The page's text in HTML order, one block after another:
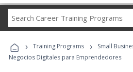
Career
Programs
› Training Programs › Small
Negocios Digitales para Emprendedores